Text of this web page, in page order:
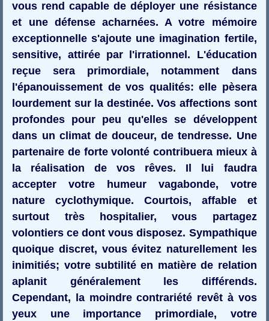
vous rend capable de déployer une résistance
et une défense acharnées. A votre mémoire
exceptionnelle s'ajoute une imagination fertile,
sensitive, attirée par l'irrationnel. L'éducation
reçue sera primordiale, notamment dans
l'épanouissement de vos qualités: elle pèsera
lourdement sur la destinée. Vos affections sont
profondes pour peu qu'elles se développent
dans un climat de douceur, de tendresse. Une
partenaire de forte volonté contribuera mieux à
la réalisation de vos rêves. Il lui faudra
accepter votre humeur vagabonde, votre
nature cyclothymique. Courtois, affable et
surtout très hospitalier, vous partagez
volontiers ce dont vous disposez. Sympathique
quoique discret, vous évitez naturellement les
inimitiés; votre subtilité en matière de relation
aplanit généralement les différends.
Cependant, la moindre contrariété revêt à vos
yeux une importance primordiale, votre